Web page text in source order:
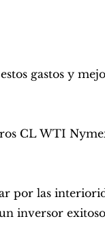
gastos y
CL WTI
por las
inversor